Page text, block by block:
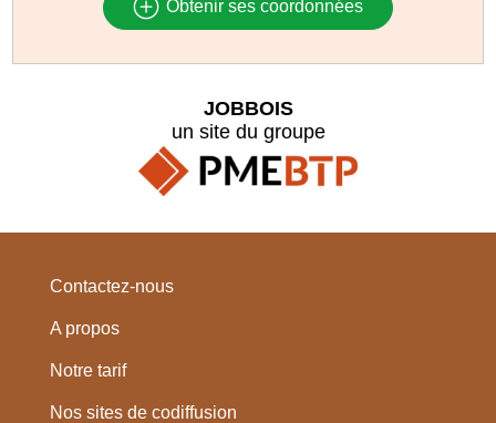
Obtenir ses coordonnées
JOBBOIS
un site du groupe
Contactez-nous
A propos
Notre tarif
Nos sites de codiffusion